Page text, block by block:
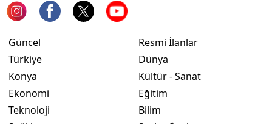
Yalova
Güncel
Türkiye
Konya
Ekonomi
Teknoloji
Resmi İlanlar
Dünya
Kültür - Sanat
Eğitim
Bilim